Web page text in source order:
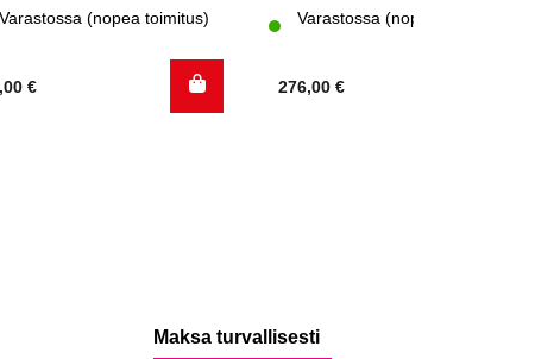
Varastossa (nopea toimitus)
€
Varastossa (nopea toimitus)
276,00€
Maksa turvallisesti